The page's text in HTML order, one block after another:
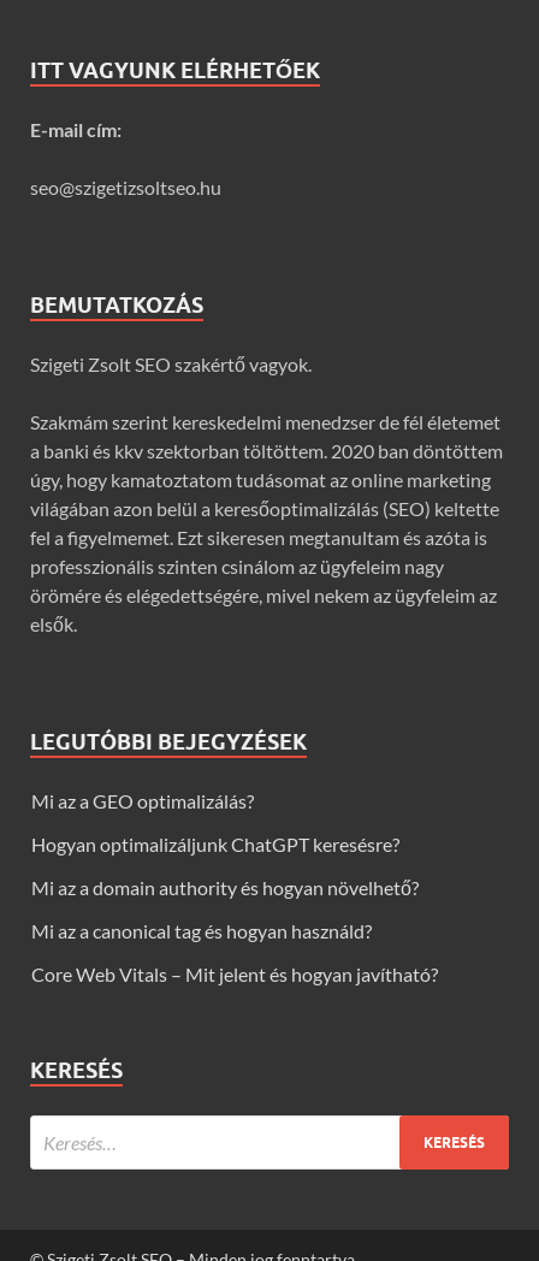
ITT VAGYUNK ELÉRHETŐEK
E-mail cím:
seo@szigetizsoltseo.hu
BEMUTATKOZÁS
Szigeti Zsolt SEO szakértő vagyok.
Szakmám szerint kereskedelmi menedzser de fél életemet
a banki és kkv szektorban töltöttem. 2020 ban döntöttem
úgy, hogy kamatoztatom tudásomat az online marketing
világában azon belül a keresőoptimalizálás (SEO) keltette
fel a figyelmemet. Ezt sikeresen megtanultam és azóta is
professzionális szinten csinálom az ügyfeleim nagy
örömére és elégedettségére, mivel nekem az ügyfeleim az
elsők.
LEGUTÓBBI BEJEGYZÉSEK
Mi az a GEO optimalizálás?
Hogyan optimalizáljunk ChatGPT keresésre?
Mi az a domain authority és hogyan növelhető?
Mi az a canonical tag és hogyan használd?
Core Web Vitals – Mit jelent és hogyan javítható?
KERESÉS